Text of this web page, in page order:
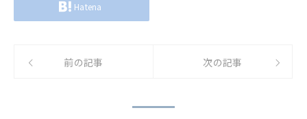
Hatena
前の記事 次の記事